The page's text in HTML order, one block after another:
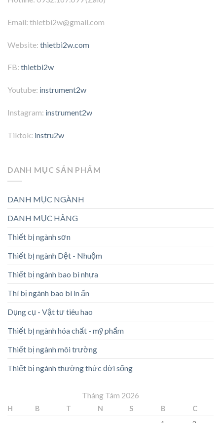
Email: thietbi2w@gmail.com
Website: thietbi2w.com
FB: thietbi2w
Youtube: instrument2w
Instagram: instrument2w
Tiktok: instru2w
DANH MỤC SẢN PHẨM
DANH MỤC NGÀNH
DANH MỤC HÃNG
Thiết bị ngành sơn
Thiết bị ngành Dệt - Nhuộm
Thiết bị ngành bao bì nhựa
Thí bị ngành bao bì in ấn
Dụng cụ - Vật tư tiêu hao
Thiết bị ngành hóa chất - mỹ phẩm
Thiết bị ngành môi trường
Thiết bị ngành thường thức đời sống
Tháng Tám 2026
H B T N S B
C